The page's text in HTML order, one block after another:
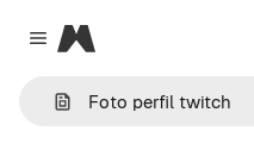
Close menu
Magnific